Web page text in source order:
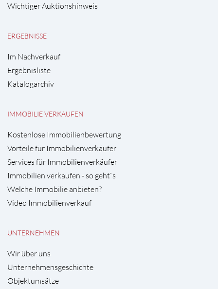
Wichtiger Auktionshinweis
ERGEBNISSE
Im Nachverkauf
Ergebnisliste
Katalogarchiv
IMMOBILIE VERKAUFEN
Kostenlose Immobilienbewertung
Vorteile für Immobilienverkäufer
Services für Immobilienverkäufer
Immobilien verkaufen - so geht`s
Welche Immobilie anbieten?
Video Immobilienverkauf
UNTERNEHMEN
Wir über uns
Unternehmensgeschichte
Objektumsätze